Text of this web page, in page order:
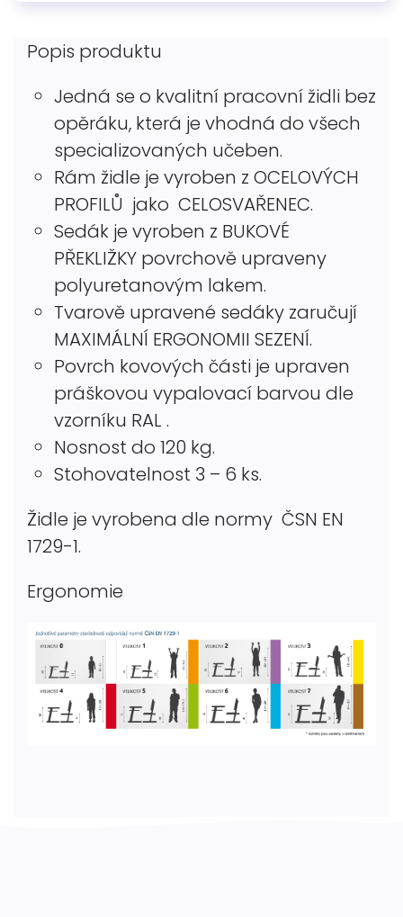
Popis produktu
Jedná se o kvalitní pracovní židli bez
opěráku, která je vhodná do všech
specializovaných učeben.
Rám židle je vyroben z OCELOVÝCH
PROFILŮ jako CELOSVAŘENEC.
Sedák je vyroben z BUKOVÉ
PŘEKLIŽKY povrchově upraveny
polyuretanovým lakem.
Tvarově upravené sedáky zaručují
MAXIMÁLNÍ ERGONOMII SEZENÍ.
Povrch kovových části je upraven
práškovou vypalovací barvou dle
vzorníku RAL .
Nosnost do 120 kg.
Stohovatelnost 3 – 6 ks.
Židle je vyrobena dle normy ČSN EN
1729-1.
Ergonomie